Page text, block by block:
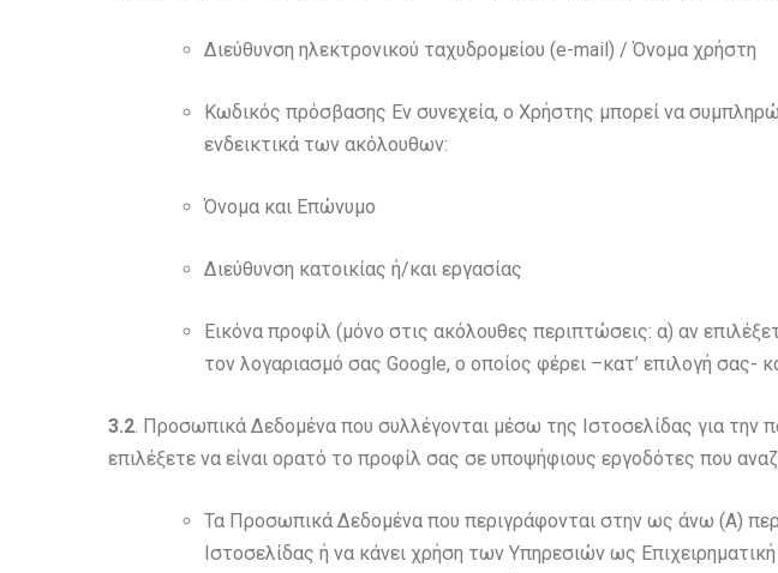
Διεύθυνση ηλεκτρονικού ταχυδρομείου (e-mail) / Όνομα χρήστη
Κωδικός πρόσβασης Εν συνεχεία, ο Χρήστης μπορεί να
ενδεικτικά των ακόλουθων:
Όνομα και Επώνυμο
Διεύθυνση κατοικίας ή/και εργασίας
Εικόνα προφίλ (μόνο στις ακόλουθες περιπτώσεις: α) αν
τον λογαριασμό σας Google, ο οποίος φέρει –κατ’ επιλογή σας-
3.2. Προσωπικά Δεδομένα που συλλέγονται μέσω της Ιστοσελίδας για την
επιλέξετε να είναι ορατό το προφίλ σας σε υποψήφιους εργοδότες που
Τα Προσωπικά Δεδομένα που περιγράφονται στην ως άνω (Α)
Ιστοσελίδας ή να κάνει χρήση των Υπηρεσιών ως